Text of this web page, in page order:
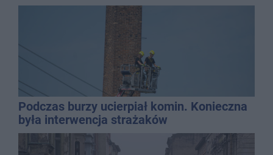
Podczas burzy ucierpiał komin. Konieczna
była interwencja strażaków